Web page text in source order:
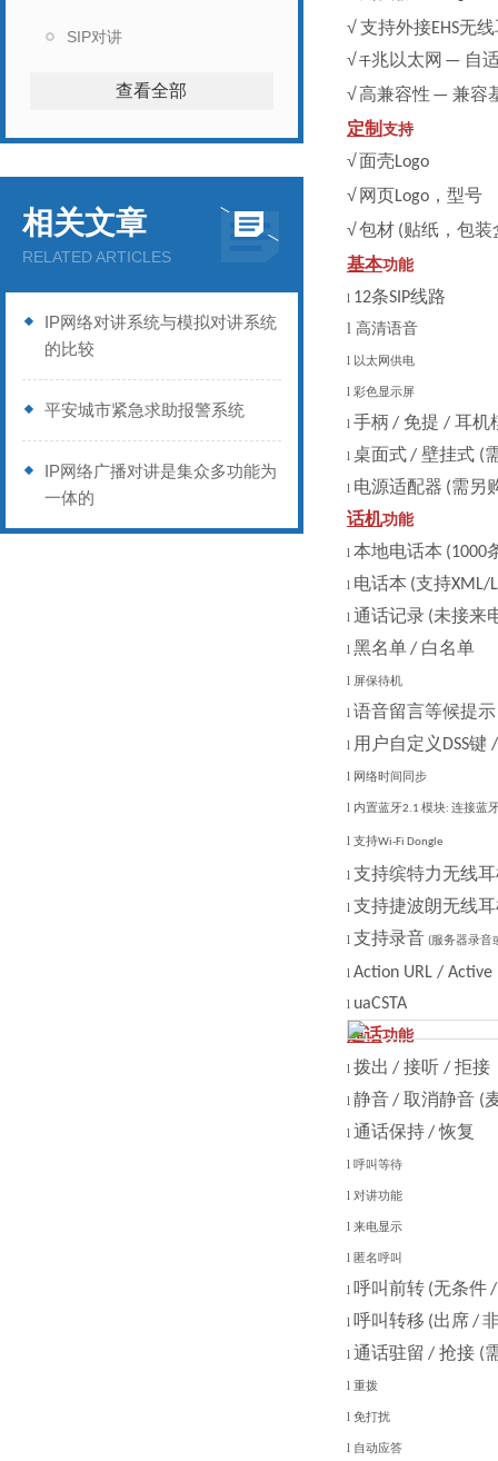
SIP对讲
查看全部
相关文章
RELATED ARTICLES
IP网络对讲系统与模拟对讲系统
的比较
平安城市紧急求助报警系统
IP网络广播对讲是集众多功能为
一体的
√支持外接EHS无
√千兆以太网 — 自
√高兼容性 — 兼容
定制 支持
√面壳Logo
√ 网页Logo ，型号
√包材 (贴纸，包装
基本功能
l 12条SIP线路
l 高清语音
l 以太网供电
l 彩色显示屏
l 手柄 / 免提 / 耳机
l 桌面式/ 壁挂式 (
l 电源适配器 (需另
话机功能
l 本地电话本 (1000
l 电话本 (支持XML/
l 通话记录 (未接来
l 黑名单/ 白名单
l 屏保待机
l 语音留言等候提示
l 用户自定义 DSS键
l 网络时间同步
l 内置蓝牙2.1 模块: 连接蓝
l 支持Wi-Fi Dongle
l 支持缤特力无线
l 支持捷波朗无线
l 支持录音 (服务器录音
l Action URL / Active
l uaCSTA
通话功能
l 拨出 / 接听 / 拒接
l 静音/ 取消静音 (
l 通话保持/恢复
l 呼叫等待
l 对讲功能
l 来电显示
l 匿名呼叫
l 呼叫前转 (无条件/
l 呼叫转移 (出席/
l 通话驻留 / 抢接 (
l 重拨
l 免打扰
l 自动应答